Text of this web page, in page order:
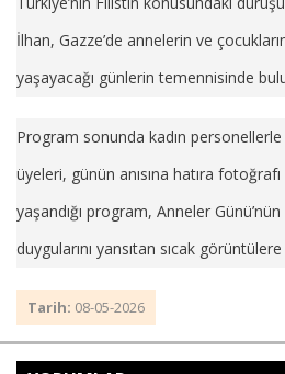
İlhan, Gazze’de annelerin ve
yaşayacağı günlerin temennisinde
Program sonunda kadın
üyeleri, günün anısına hatıra
yaşandığı program, Anneler
duygularını yansıtan sıcak
Tarih: 08-05-2026